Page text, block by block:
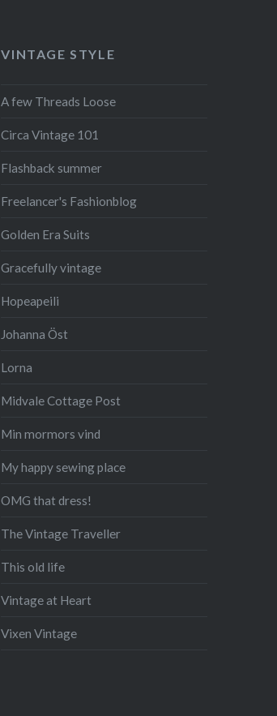
VINTAGE STYLE
A few Threads Loose
Circa Vintage 101
Flashback summer
Freelancer's Fashionblog
Golden Era Suits
Gracefully vintage
Hopeapeili
Johanna Öst
Lorna
Midvale Cottage Post
Min mormors vind
My happy sewing place
OMG that dress!
The Vintage Traveller
This old life
Vintage at Heart
Vixen Vintage